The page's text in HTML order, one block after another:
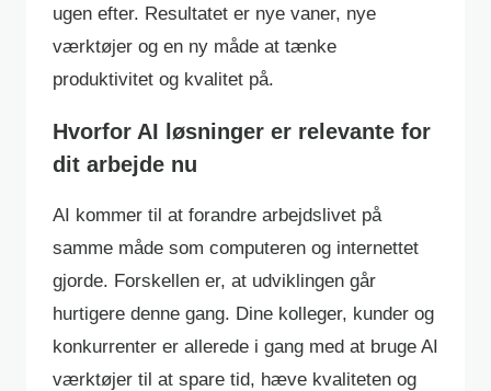
ugen efter. Resultatet er nye vaner, nye
værktøjer og en ny måde at tænke
produktivitet og kvalitet på.
Hvorfor AI løsninger er relevante for
dit arbejde nu
AI kommer til at forandre arbejdslivet på
samme måde som computeren og internettet
gjorde. Forskellen er, at udviklingen går
hurtigere denne gang. Dine kolleger, kunder og
konkurrenter er allerede i gang med at bruge AI
værktøjer til at spare tid, hæve kvaliteten og